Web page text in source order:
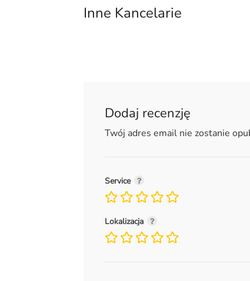
Inne Kancelarie
Dodaj recenzję
Twój adres email nie zostanie
Service
Lokalizacja